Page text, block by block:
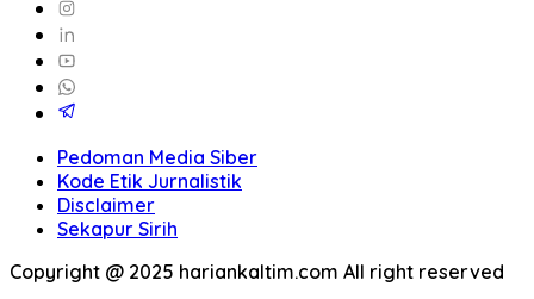
Pedoman Media Siber
Kode Etik Jurnalistik
Disclaimer
Sekapur Sirih
Copyright @ 2025 hariankaltim.com All right reserved